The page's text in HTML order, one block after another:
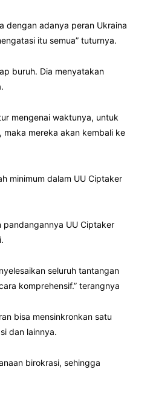
dengan adanya peran Ukraina
itu semua” tuturnya.
buruh. Dia menyatakan
mengenai waktunya, untuk
mereka akan kembali ke
minimum dalam UU Ciptaker
pandangannya UU Ciptaker
seluruh tantangan
komprehensif.” terangnya
bisa mensinkronkan satu
dan lainnya.
birokrasi, sehingga